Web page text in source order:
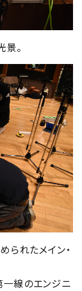
。
られたメイン・
線のエンジニ